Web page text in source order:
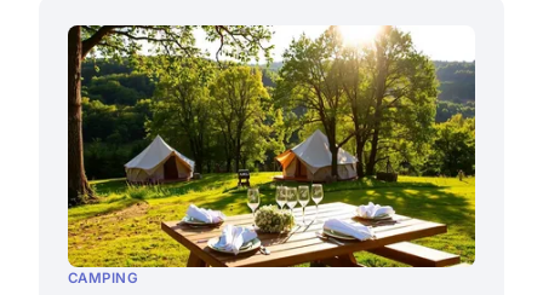
CAMPING